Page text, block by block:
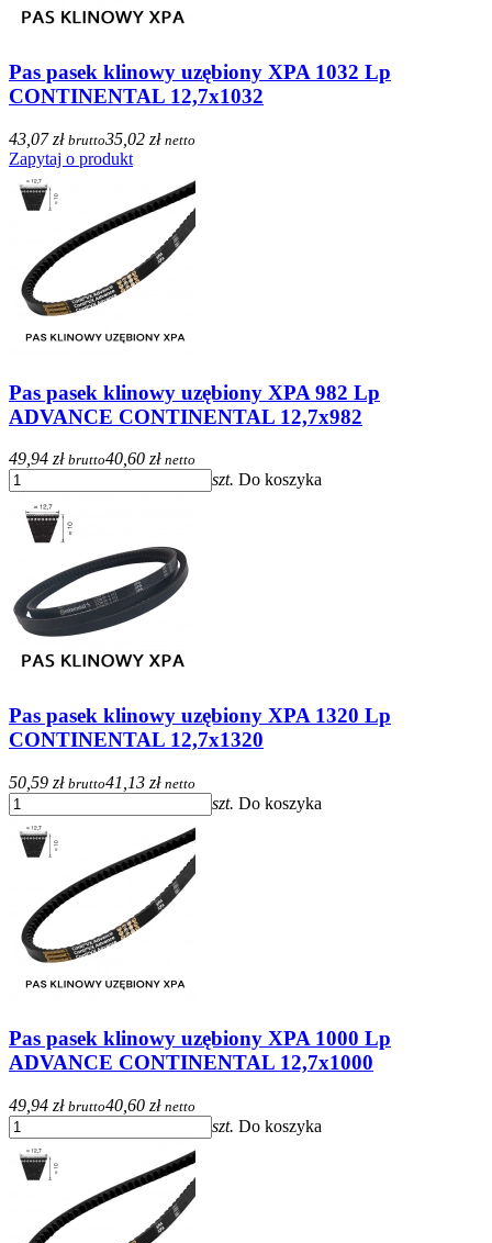
Pas pasek klinowy uzębiony XPA 1032 Lp
CONTINENTAL 12,7x1032
43,07 zł brutto35,02 zł netto
Zapytaj o produkt
Pas pasek klinowy uzębiony XPA 982 Lp
ADVANCE CONTINENTAL 12,7x982
49,94 zł brutto40,60 zł netto
szt. Do koszyka
Pas pasek klinowy uzębiony XPA 1320 Lp
CONTINENTAL 12,7x1320
50,59 zł brutto41,13 zł netto
szt. Do koszyka
Pas pasek klinowy uzębiony XPA 1000 Lp
ADVANCE CONTINENTAL 12,7x1000
49,94 zł brutto40,60 zł netto
szt. Do koszyka